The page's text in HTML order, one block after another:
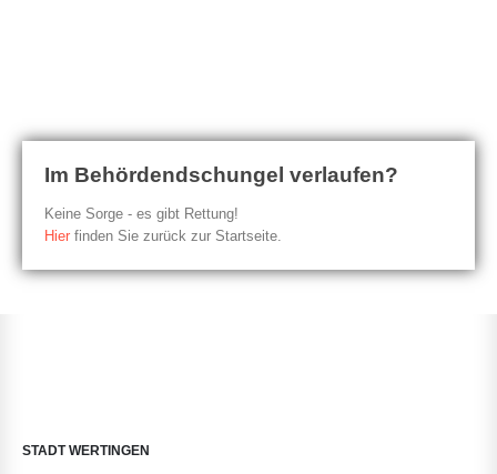
Im Behördendschungel verlaufen?
Keine Sorge - es gibt Rettung!
Hier finden Sie zurück zur Startseite.
STADT WERTINGEN